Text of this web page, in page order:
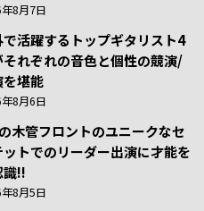
8月7日
で活躍するトップギタリスト4
それぞれの音色と個性の競演/
を堪能
8月6日
木管フロントのユニークなセ
ットでのリーダー出演に才能を
識!!
8月5日